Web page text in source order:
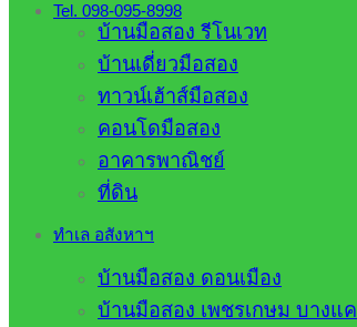
Tel. 098-095-8998
บ้านมือสอง รีโนเวท
บ้านเดี่ยวมือสอง
ทาวน์เฮ้าส์มือสอง
คอนโดมือสอง
อาคารพาณิชย์
ที่ดิน
ทำเล อสังหาฯ
บ้านมือสอง ดอนเมือง
บ้านมือสอง เพชรเกษม บางแค